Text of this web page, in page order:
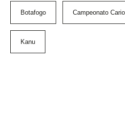
Botafogo Campeonato
Kanu